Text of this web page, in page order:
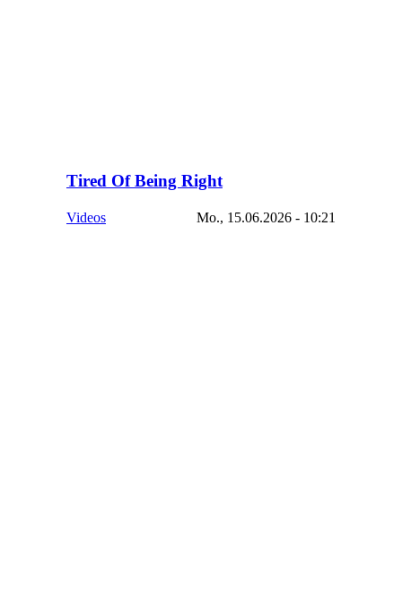
Tired Of Being Right
Videos Mo., 15.06.2026 - 10:21